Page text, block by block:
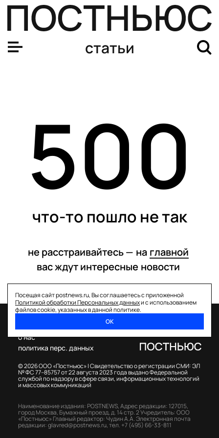
статьи
500
что-то пошло не так
не расстраивайтесь — на главной
вас ждут интересные новости
Посещая сайт postnews.ru, Вы соглашаетесь с приложенной
Политикой обработки Персональных данныхи с использованием
файлов cookie, указанных в данной политике.
ОК
© 2026 ООО «Постньюс» |Свидетельство о регистрации СМИ: ЭЛ
№ ФС 77–85757 от 22 августа 2023 года выдано Федеральной
службой по надзору в сфере связи, информационных технологий
и массовых коммуникаций
о нас
политика перс. данных
Наименование издания: POSTNEWS,Адрес редакции: 127015,
город Москва, Бумажный проезд, д. 14 стр. 2Учредитель: ООО
«Постньюс» Главный редактор: Чудин А.А.Электронная почта
редакции:glavred@postnews.ru,тел. +7 (495) 66-33-811
В Млечном Пути нашли место, где рождаются звезды,